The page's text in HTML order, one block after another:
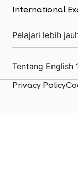
International
Pelajari lebih
Tentang English
Privacy Policy